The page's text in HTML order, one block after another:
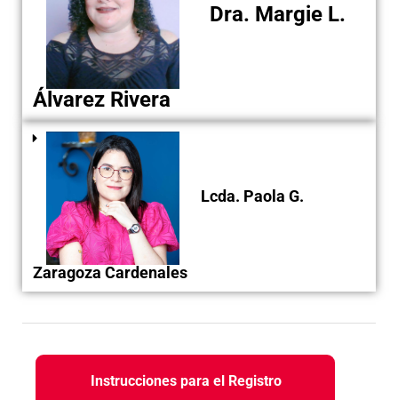
Dra. Margie L.
Álvarez Rivera
Lcda. Paola G.
Zaragoza Cardenales
Instrucciones para el Registro